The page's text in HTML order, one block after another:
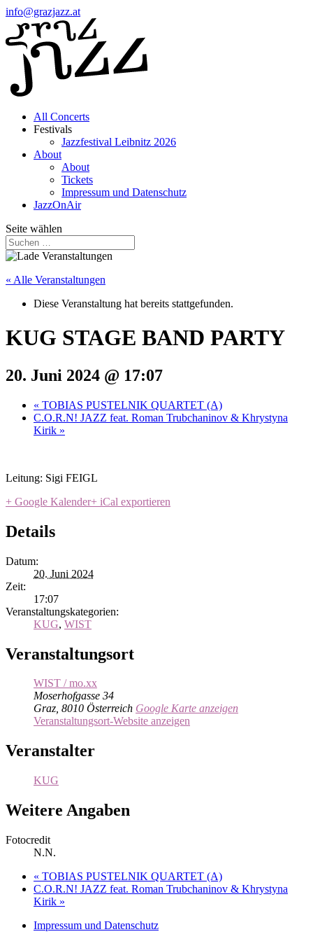
info@grazjazz.at
All Concerts
Festivals
Jazzfestival Leibnitz 2026
About
About
Tickets
Impressum und Datenschutz
JazzOnAir
Seite wählen
« Alle Veranstaltungen
Diese Veranstaltung hat bereits stattgefunden.
KUG STAGE BAND PARTY
20. Juni 2024 @ 17:07
« TOBIAS PUSTELNIK QUARTET (A)
C.O.R.N! JAZZ feat. Roman Trubchaninov & Khrystyna
Kirik »
Leitung: Sigi FEIGL
+ Google Kalender+ iCal exportieren
Details
Datum:
20. Juni 2024
Zeit:
17:07
Veranstaltungskategorien:
KUG, WIST
Veranstaltungsort
WIST / mo.xx
Moserhofgasse 34
Graz, 8010 Österreich Google Karte anzeigen
Veranstaltungsort-Website anzeigen
Veranstalter
KUG
Weitere Angaben
Fotocredit
N.N.
« TOBIAS PUSTELNIK QUARTET (A)
C.O.R.N! JAZZ feat. Roman Trubchaninov & Khrystyna
Kirik »
Impressum und Datenschutz